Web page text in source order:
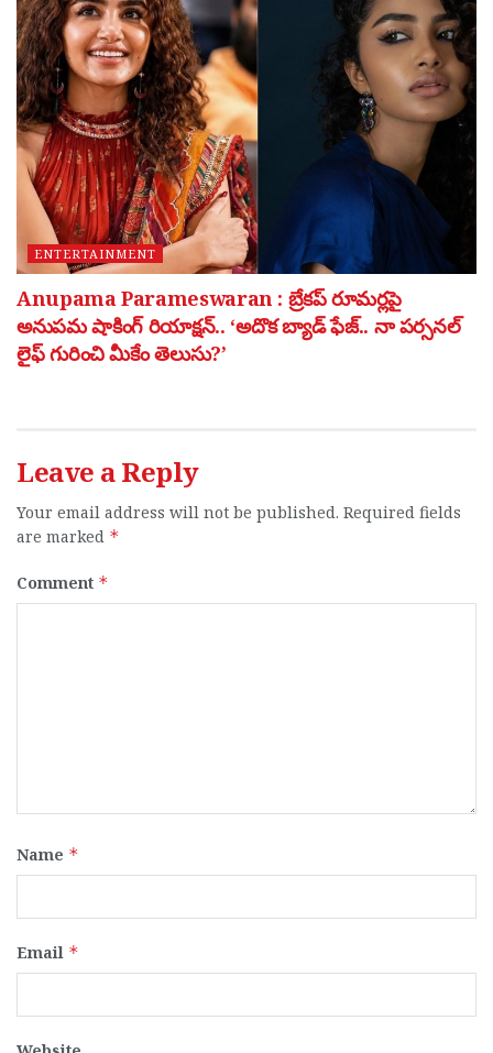
ENTERTAINMENT
Anupama Parameswaran : బ్రేకప్ రూమర్లపై
అనుపమ షాకింగ్ రియాక్షన్.. ‘అదొక బ్యాడ్ ఫేజ్.. నా పర్సనల్
లైఫ్ గురించి మీకేం తెలుసు?’
Leave a Reply
Your email address will not be published. Required fields
are marked *
Comment *
Name *
Email *